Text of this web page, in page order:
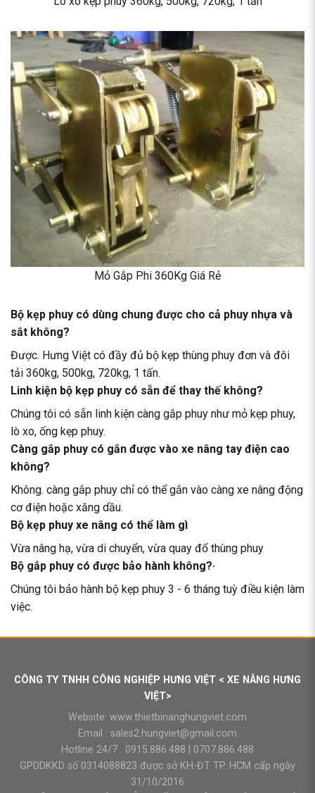
Mỏ Gắp Phi 360Kg Giá Rẻ
Bộ kẹp phuy có dùng chung được cho cả phuy nhựa và
sắt không?
Được. Hưng Việt có đầy đủ bộ kẹp thùng phuy đơn và đôi
tải 360kg, 500kg, 720kg, 1 tấn.
Linh kiện bộ kẹp phuy có sẵn để thay thế không?
Chúng tôi có sẵn linh kiện càng gắp phuy như mỏ kẹp phuy,
lò xo, ống kẹp phuy.
Càng gắp phuy có gắn được vào xe nâng tay điện cao
không?
Không. càng gắp phuy chỉ có thể gắn vào càng xe nâng động
cơ điện hoặc xăng dầu.
Bộ kẹp phuy xe nâng có thể làm gì
Vừa nâng hạ, vừa di chuyển, vừa quay đổ thùng phuy
Bộ gắp phuy có được bảo hành không?·
Chúng tôi bảo hành bộ kẹp phuy 3 - 6 tháng tuỳ điều kiện làm
việc.
CÔNG TY TNHH CÔNG NGHIỆP HƯNG VIỆT < XE NÂNG HƯNG
VIỆT>
Website: www.thietbinanghungviet.com
Email : sales2.hungviet@gmail.com
Hotline 24/7 : 0915.886.488
0707.886.488
GPDDKKD số 0314088823 được sở KH-ĐT TP. HCM cấp ngày
31/10/2016